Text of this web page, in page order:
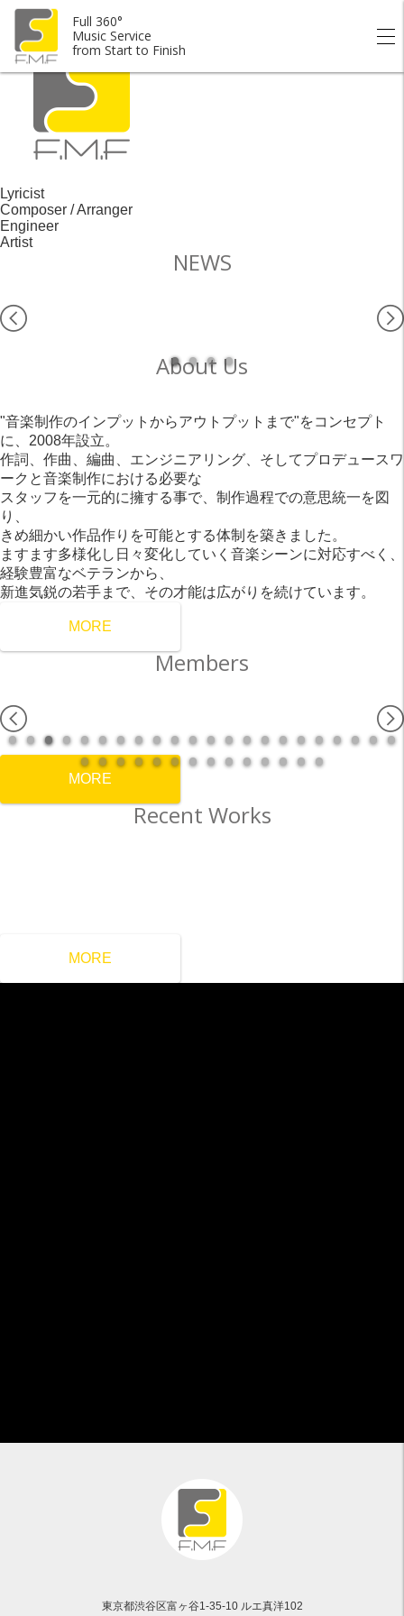
Full 360°
Music Service
from Start to Finish
Full 360° Music Service from Start to Finish.
Lyricist
Composer / Arranger
Engineer
Artist
NEWS
About Us
"音楽制作のインプットからアウトプットまで"をコンセプト
に、2008年設立。
作詞、作曲、編曲、エンジニアリング、そしてプロデュースワ
ークと音楽制作における必要な
スタッフを一元的に擁する事で、制作過程での意思統一を図
り、
きめ細かい作品作りを可能とする体制を築きました。
ますます多様化し日々変化していく音楽シーンに対応すべく、
経験豊富なベテランから、
新進気鋭の若手まで、その才能は広がりを続けています。
MORE
Members
MORE
Recent Works
MORE
東京都渋谷区富ヶ谷1-35-10 ルエ真洋102